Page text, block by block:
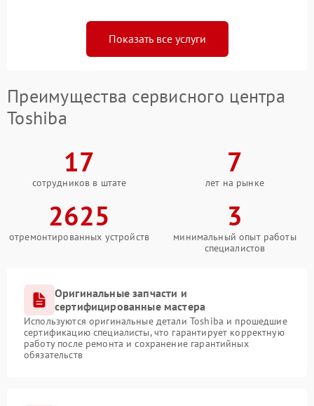
Показать все услуги
Преимущества сервисного центра
Toshiba
17
сотрудников в штате
7
лет на рынке
2625
отремонтированных устройств
3
минимальный опыт работы
специалистов
Оригинальные запчасти и
сертифицированные мастера
Используются оригинальные детали Toshiba и прошедшие
сертификацию специалисты, что гарантирует корректную
работу после ремонта и сохранение гарантийных
обязательств